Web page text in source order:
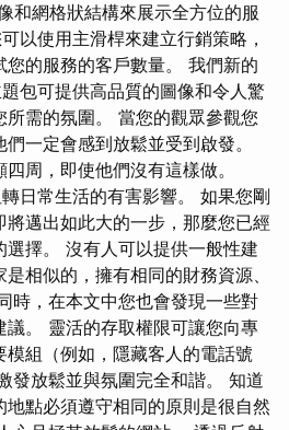
和網格狀結構來展示全方位的服
以使用主滑桿來建立行銷策略，
的服務的客戶數量。 我們新的
包可提供高品質的圖像和令人驚
需的氛圍。 當您的觀眾參觀您
一定會感到放鬆並受到啟發。
周，即使他們沒有這樣做。
日常生活的有害影響。 如果您剛
邁出如此大的一步，那麼您已經
擇。 沒有人可以提供一般性建
相似的，擁有相同的財務資源、
時，在本文中您也會發現一些對
。 靈活的存取權限可讓您向專
組（例如，隱藏客人的電話號
發放鬆並與氛圍完全和諧。 知道
點必須遵守相同的原則是很自然